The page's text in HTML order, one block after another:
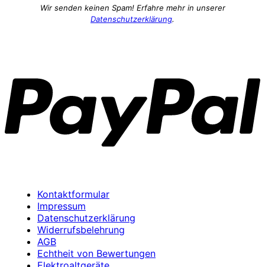
Wir senden keinen Spam! Erfahre mehr in unserer
Datenschutzerklärung.
Kontaktformular
Impressum
Datenschutzerklärung
Widerrufsbelehrung
AGB
Echtheit von Bewertungen